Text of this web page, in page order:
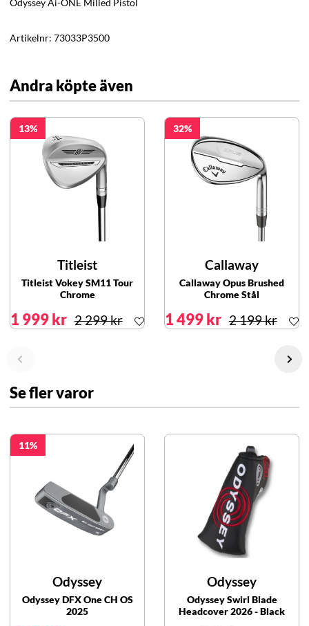
Artikelnr: 73033P3500
Andra köpte även
13
Titleist
Titleist Vokey SM11 Tour
Chrome
1 999 kr 2 299 kr
32
Callaway
Callaway Opus Brushed
Chrome Stål
1 499 kr 2 199 kr
Se fler varor
11
Odyssey
Odyssey DFX One CH OS
2025
Odyssey
Odyssey Swirl Blade
Headcover 2026 - Black